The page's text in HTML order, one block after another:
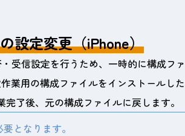
設定変更（iPhone）
受信設定を行うため、一時的に構成フ
業用の構成ファイルをインストールし
了後、元の構成ファイルに戻します。
となります。